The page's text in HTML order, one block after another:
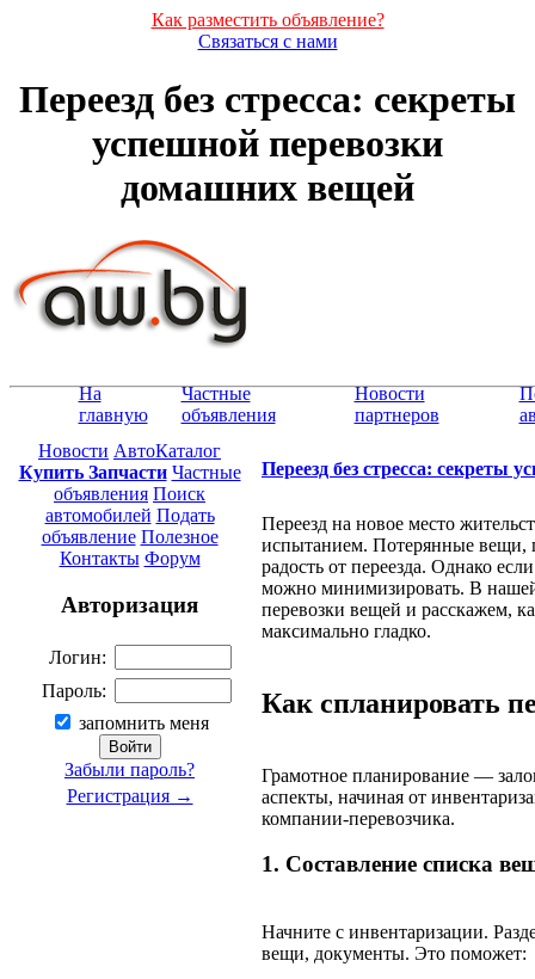
Как разместить объявление?
Связаться с нами
Переезд без стресса: секреты
успешной перевозки
домашних вещей
На
главную
Частные
объявления
Новости
партнеров
Новости АвтоКаталог
Купить Запчасти Частные
объявления Поиск
автомобилей Подать
объявление Полезное
Контакты Форум
Авторизация
Логин:
Пароль:
запомнить меня
Забыли пароль?
Регистрация →
Переезд без стресса: секреты
Переезд на новое место
испытанием. Потерянные вещи,
радость от переезда. Однако
можно минимизировать. В
перевозки вещей и расскажем,
максимально гладко.
Как спланировать
Грамотное планирование —
аспекты, начиная от
компании-перевозчика.
1. Составление списка
Начните с инвентаризации.
вещи, документы. Это поможет: